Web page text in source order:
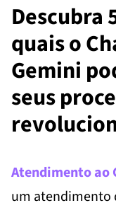
Descubra
quais o
Gemini
seus
Atendimento ao
um atendimento